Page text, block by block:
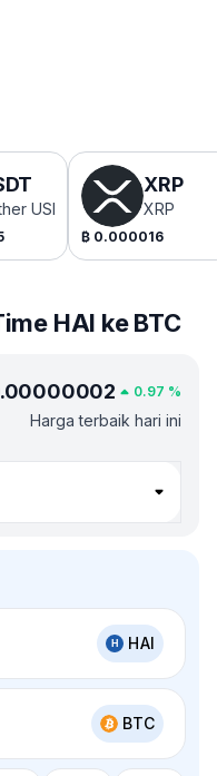
USDt
XRP
XRP
₿ 0.000016
HAI ke BTC
0.97 %
Harga terbaik hari ini
HAI
BTC